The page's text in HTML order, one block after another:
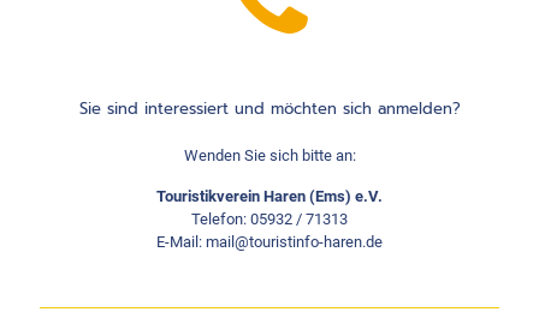
Sie sind interessiert und möchten sich anmelden?
Wenden Sie sich bitte an:
Touristikverein Haren (Ems) e.V.
Telefon: 05932 / 71313
E-Mail: mail@touristinfo-haren.de